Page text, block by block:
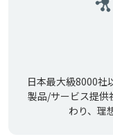
日本最大級8000社
製品/サービス提供
わり、理